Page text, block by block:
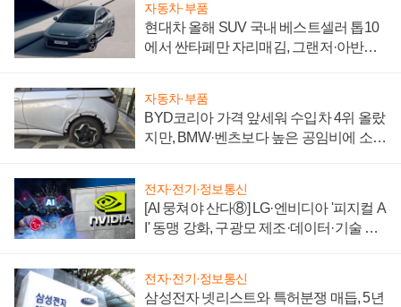
자동차·부품
현대차 올해 SUV 국내 베스트셀러 톱10
에서 싼타페만 자리매김, 그랜저·아반떼
자동차·부품
BYD코리아 가격 앞세워 수입차 4위 올랐
지만, BMW·벤츠보다 높은 공임비에 소비
전자·전기·정보통신
[AI 뭉쳐야 산다⑧] LG·엔비디아 '피지컬 A
I' 동맹 강화, 구광모 제조·데이터·기술 결
전자·전기·정보통신
삼성전자 넷리스트와 특허분쟁 매듭, 5년